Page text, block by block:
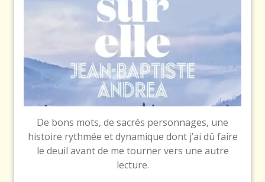
De bons mots, de sacrés personnages, une
histoire rythmée et dynamique dont j’ai dû faire
le deuil avant de me tourner vers une autre
lecture.